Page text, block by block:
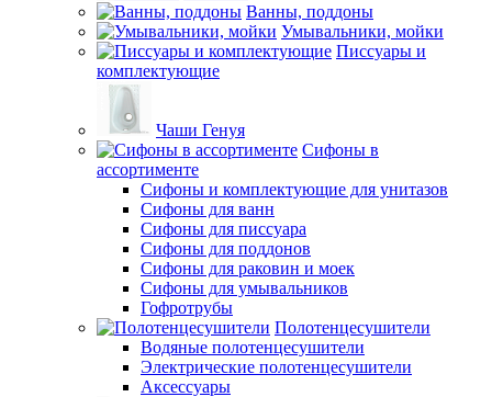
Ванны, поддоны
Умывальники, мойки
Писсуары и
комплектующие
Чаши Генуя
Сифоны в
ассортименте
Сифоны и комплектующие для унитазов
Сифоны для ванн
Сифоны для писсуара
Сифоны для поддонов
Сифоны для раковин и моек
Сифоны для умывальников
Гофротрубы
Полотенцесушители
Водяные полотенцесушители
Электрические полотенцесушители
Аксессуары